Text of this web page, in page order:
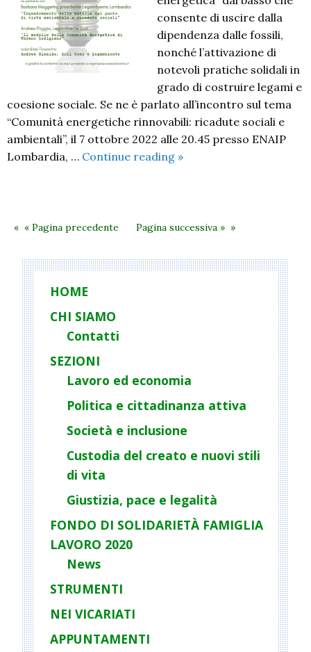
consente di uscire dalla
dipendenza dalle fossili,
nonché l’attivazione di
notevoli pratiche solidali in
grado di costruire legami e
coesione sociale. Se ne è parlato all’incontro sul tema
“Comunità energetiche rinnovabili: ricadute sociali e
ambientali”, il 7 ottobre 2022 alle 20.45 presso ENAIP
Lombardia, … Continue reading Comunità
sociali
ambientali
»
« Pagina precedente Pagina successiva »
HOME
CHI SIAMO
Contatti
SEZIONI
Lavoro ed economia
Politica e cittadinanza attiva
Società e inclusione
Custodia del creato e nuovi stili
di vita
Giustizia, pace e legalità
FONDO DI SOLIDARIETÀ FAMIGLIA
LAVORO 2020
News
STRUMENTI
NEI VICARIATI
APPUNTAMENTI